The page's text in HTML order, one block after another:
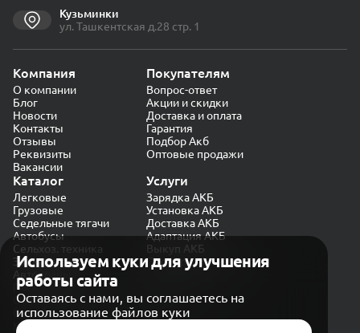
Используем куки для улучшения
работы сайта
Оставаясь с нами, вы соглашаетесь на
использование файлов куки
Кузьминки
ул. Ташкентская д.28 стр. 1
Компания
О компании
Блог
Новости
Контакты
Отзывы
Реквизиты
Вакансии
Покупателям
Вопрос-ответ
Акции и скидки
Доставка и оплата
Гарантия
Подбор Акб
Оптовые продажи
Каталог
Легковые
Грузовые
Седельные тягачи
Автобусы
Сельхоз. техника
Экскаваторы
Автокраны
Услуги
Зарядка АКБ
Установка АКБ
Доставка АКБ
Адаптация АКБ
Выкуп АКБ
Проверка генератора
Политика конфиденциальности
Обработка персональных данных
Согласие на обработку в «Яндекс.Метрика»
Карта сайта